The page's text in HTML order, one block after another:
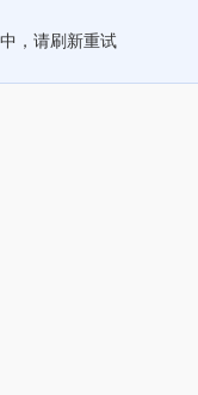
，请刷新重试